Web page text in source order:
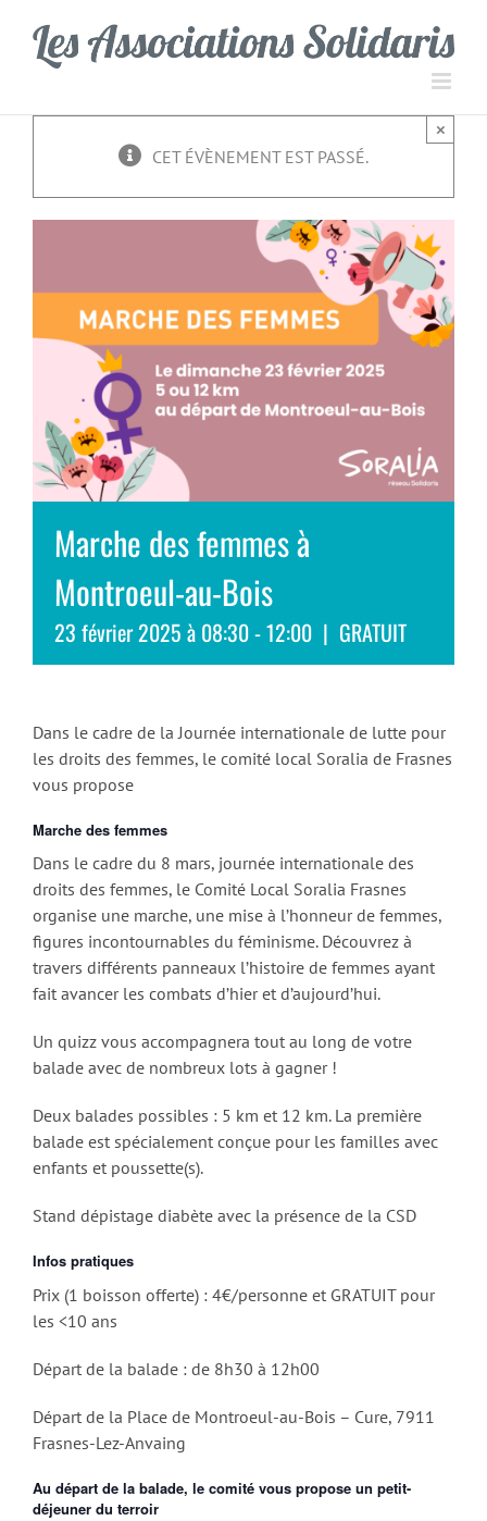
contenu
CET ÉVÈNEMENT EST PASSÉ.
×
Marche des femmes à
Montroeul-au-Bois
23 février 2025 à 08:30-12:00 | GRATUIT
Dans le cadre de la Journée internationale de lutte pour
les droits des femmes, le comité local Soralia de Frasnes
vous propose
Marche des femmes
Dans le cadre du 8 mars, journée internationale des
droits des femmes, le Comité Local Soralia Frasnes
organise une marche, une mise à l’honneur de femmes,
figures incontournables du féminisme. Découvrez à
travers différents panneaux l’histoire de femmes ayant
fait avancer les combats d’hier et d’aujourd’hui.
Un quizz vous accompagnera tout au long de votre
balade avec de nombreux lots à gagner !
Deux balades possibles : 5 km et 12 km. La première
balade est spécialement conçue pour les familles avec
enfants et poussette(s).
Stand dépistage diabète avec la présence de la CSD
Infos pratiques
Prix (1 boisson offerte) : 4€/personne et GRATUIT pour
les <10 ans
Départ de la balade : de 8h30 à 12h00
Départ de la Place de Montroeul-au-Bois – Cure, 7911
Frasnes-Lez-Anvaing
Au départ de la balade, le comité vous propose un petit-
déjeuner du terroir